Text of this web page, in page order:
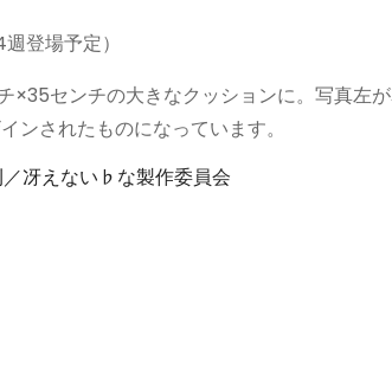
週登場予定）
×35センチの大きなクッションに。写真左
ンされたものになっています。
／冴えない♭な製作委員会